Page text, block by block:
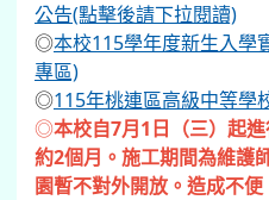
公告(點擊後請下拉閱讀)
◎本校115學年度新生入學
專區)
◎115年桃連區高級中等學
◎本校自7月1日（三）起
約2個月。施工期間為維護
園暫不對外開放。造成不